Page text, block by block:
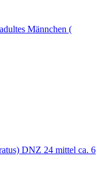
Männchen (